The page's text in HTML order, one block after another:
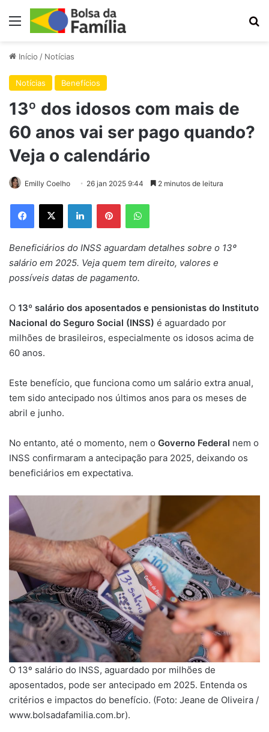
Menu
Início / Notícias
Notícias Benefícios
13º dos idosos com mais de
60 anos vai ser pago quando?
Veja o calendário
Emilly Coelho 26 jan 2025 9:44 2 minutos de leitura
Facebook
X LinkedinPinterestWhatsApp
Beneficiários do INSS aguardam detalhes sobre o 13º
salário em 2025. Veja quem tem direito, valores e
possíveis datas de pagamento.
O 13º salário dos aposentados e pensionistas do Instituto
Nacional do Seguro Social (INSS) é aguardado por
milhões de brasileiros, especialmente os idosos acima de
60 anos.
Este benefício, que funciona como um salário extra anual,
tem sido antecipado nos últimos anos para os meses de
abril e junho.
No entanto, até o momento, nem o Governo Federal nem o
INSS confirmaram a antecipação para 2025, deixando os
beneficiários em expectativa.
O 13º salário do INSS, aguardado por milhões de
aposentados, pode ser antecipado em 2025. Entenda os
critérios e impactos do benefício. (Foto: Jeane de Oliveira /
www.bolsadafamilia.com.br).